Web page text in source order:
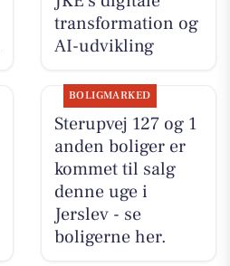
transformation og
AI-udvikling
BOLIGMARKED
Sterupvej 127 og 1
anden boliger er
kommet til salg
denne uge i
Jerslev - se
boligerne her.